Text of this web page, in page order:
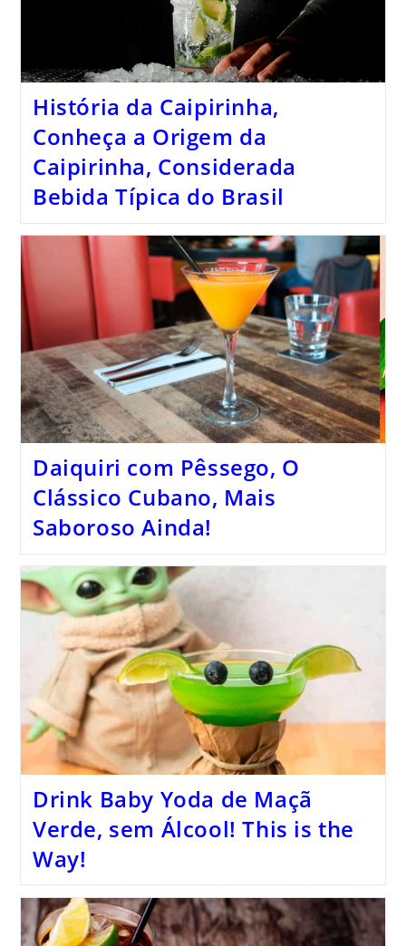
História da Caipirinha,
Conheça a Origem da
Caipirinha, Considerada
Bebida Típica do Brasil
Daiquiri com Pêssego, O
Clássico Cubano, Mais
Saboroso Ainda!
Drink Baby Yoda de Maçã
Verde, sem Álcool! This is the
Way!